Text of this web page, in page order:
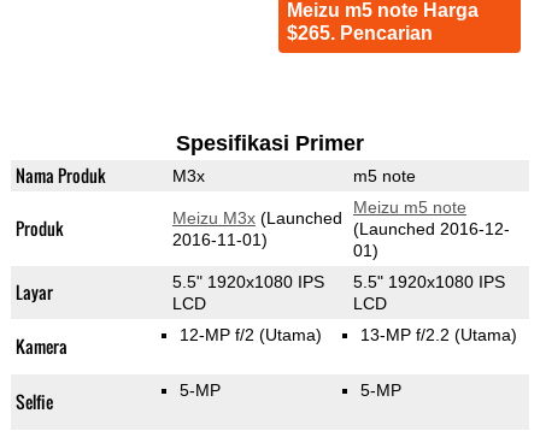
Meizu m5 note Harga
$265. Pencarian
Spesifikasi Primer
Nama Produk M3x m5 note
Produk Meizu M3x(Launched
2016-11-01)
Meizu m5 note
(Launched 2016-12-
01)
Layar
5.5" 1920x1080 IPS
LCD
5.5" 1920x1080 IPS
LCD
Kamera 12-MP f/2 (Utama) 13-MP f/2.2 (Utama)
Selfie 5-MP 5-MP